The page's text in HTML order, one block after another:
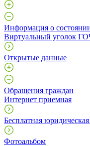
Информация о
Виртуальный уголок
Открытые данные
Обращения граждан
Интернет приемная
Бесплатная
Фотоальбом